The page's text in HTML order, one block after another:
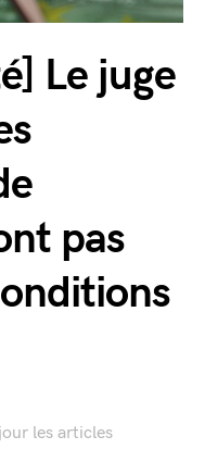
Le juge
pas
les articles